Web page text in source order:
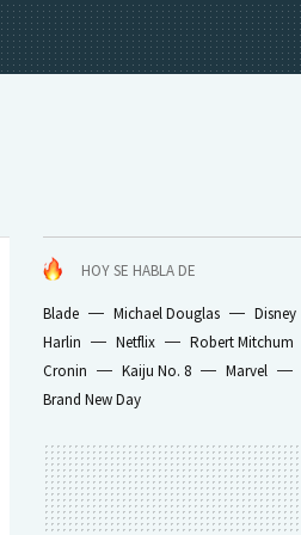
HOY SE HABLA DE
Blade Michael Douglas Disney
Harlin
Netflix Robert Mitchum
Cronin
Kaiju No. 8 Marvel
Brand New Day